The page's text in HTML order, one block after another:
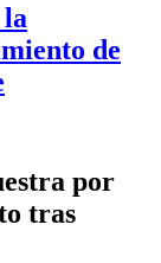
de
por
tras